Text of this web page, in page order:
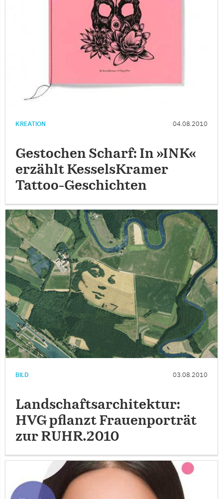
KREATION 04.08.2010
Gestochen Scharf: In »INK«
erzählt KesselsKramer
Tattoo-Geschichten
BILD 03.08.2010
Landschaftsarchitektur:
HVG pflanzt Frauenporträt
zur RUHR.2010